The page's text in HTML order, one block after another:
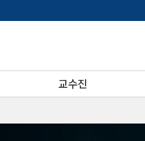
교수진